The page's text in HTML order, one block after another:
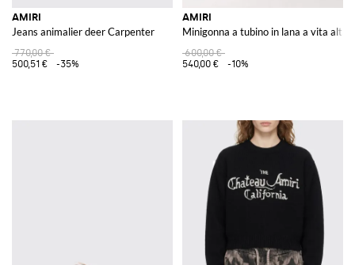
AMIRI
Jeans animalier deer Carpenter
770,00 €
500,51 €
-35%
AMIRI
Minigonna a tubino in lana a vita alta
600,00 €
540,00 €
-10%